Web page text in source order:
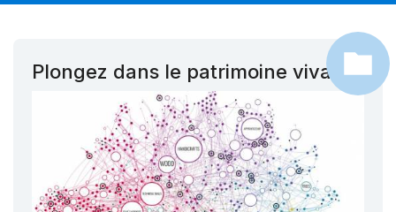
Plongez dans le patrimoine vivant !